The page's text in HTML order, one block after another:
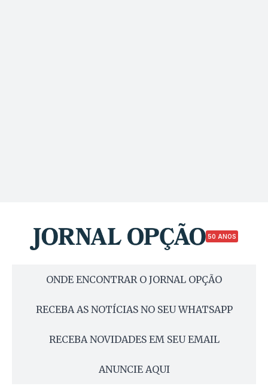
50 ANOS
ONDE ENCONTRAR O JORNAL OPÇÃO
RECEBA AS NOTÍCIAS NO SEU WHATSAPP
RECEBA NOVIDADES EM SEU EMAIL
ANUNCIE AQUI